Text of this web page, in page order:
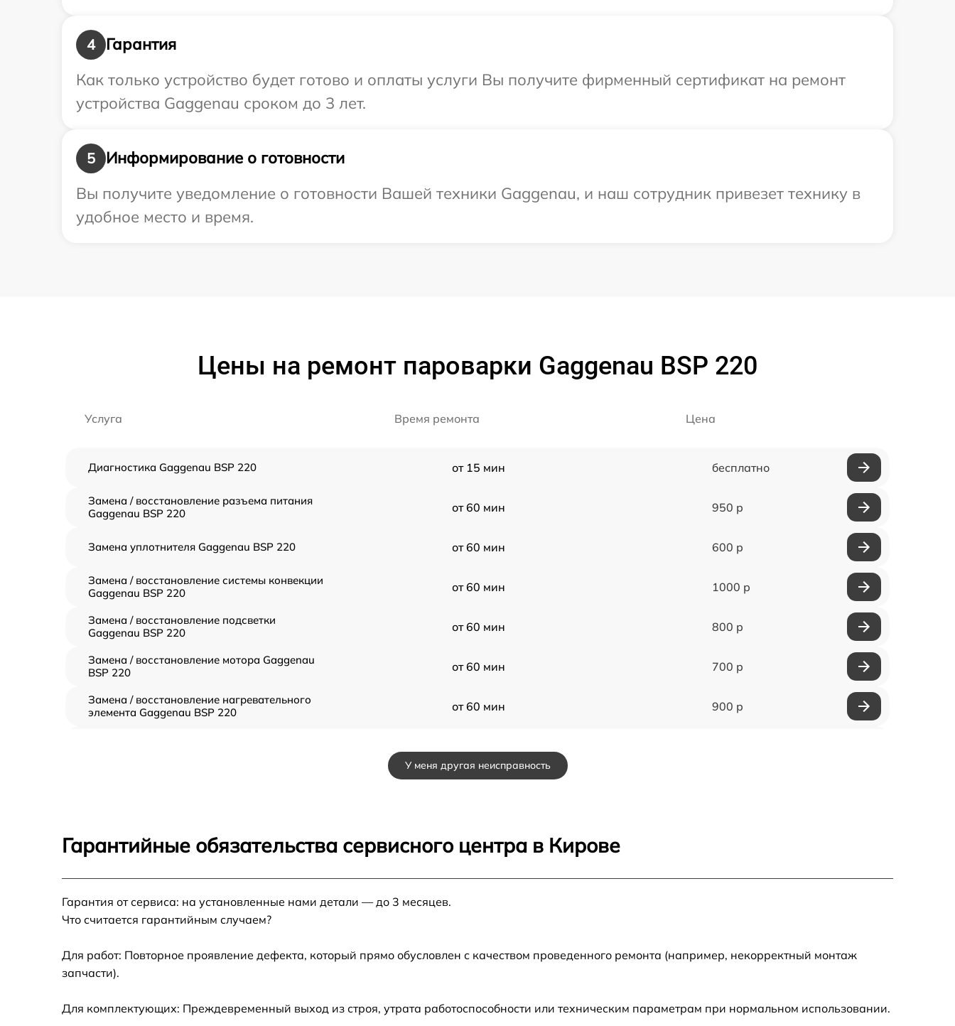
4
Гарантия
Как только устройство будет готово и оплаты услуги Вы получите фирменный сертификат на ремонт
устройства Gaggenau сроком до 3 лет.
5
Информирование о готовности
Вы получите уведомление о готовности Вашей техники Gaggenau, и наш сотрудник привезет технику в
удобное место и время.
Цены на ремонт пароварки Gaggenau BSP 220
Услуга Время ремонта Цена
Диагностика Gaggenau BSP 220 от 15 мин бесплатно
Замена / восстановление разъема питания
Gaggenau BSP 220
от 60 мин 950 р
Замена уплотнителя Gaggenau BSP 220 от 60 мин 600 р
Замена / восстановление системы конвекции
Gaggenau BSP 220
от 60 мин 1000 р
Замена / восстановление подсветки
Gaggenau BSP 220
от 60 мин 800 р
Замена / восстановление мотора Gaggenau
BSP 220
от 60 мин 700 р
Замена / восстановление нагревательного
элемента Gaggenau BSP 220
от 60 мин 900 р
Замена кнопок (1шт) Gaggenau BSP 220
220
У меня другая неисправность
Гарантийные обязательства сервисного центра в Кирове
Гарантия от сервиса: на установленные нами детали — до 3 месяцев.
Что считается гарантийным случаем?
Для работ: Повторное проявление дефекта, который прямо обусловлен с качеством проведенного ремонта (например, некорректный монтаж
запчасти).
Для комплектующих: Преждевременный выход из строя, утрата работоспособности или техническим параметрам при нормальном использовании.